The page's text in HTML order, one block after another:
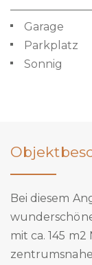
Garage
Parkplatz
Sonnig
Bei diesem
mit ca. 145